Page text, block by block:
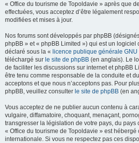
« Office du tourisme de Topoldavie » après que
effectuées, vous acceptez d’être légalement
modifiées et mises à jour.
Nos forums sont développés par phpBB
phpBB » et « phpBB Limited ») qui est un logiciel
déclaré sous la « licence publique générale GNU
téléchargé sur le site de phpBB (en anglais). Le
de faciliter les discussions sur internet et phpBB
être tenu comme responsable de la conduite et
acceptons et que nous n’acceptons pas. Pour
phpBB, veuillez consulter le site de phpBB (en
Vous acceptez de ne publier aucun contenu à
vulgaire, diffamatoire, choquant, menaçant,
transgresser la législation de votre pays, du pays
« Office du tourisme de Topoldavie » est hébergé
internationale. Si vous ne respectez pas ces